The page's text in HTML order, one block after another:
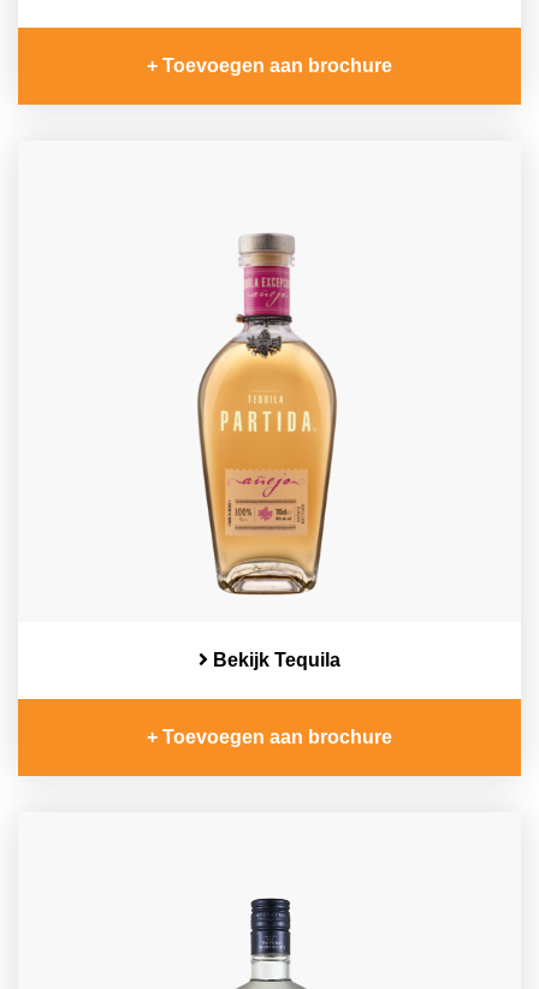
+ Toevoegen aan brochure
Bekijk Tequila
+ Toevoegen aan brochure